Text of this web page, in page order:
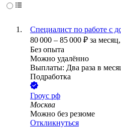
Специалист по работе с
80 000 – 85 000 ₽ за месяц,
Без опыта
Можно удалённо
Выплаты: Два раза в
Подработка
Гроус рф
Москва
Можно без резюме
Откликнуться